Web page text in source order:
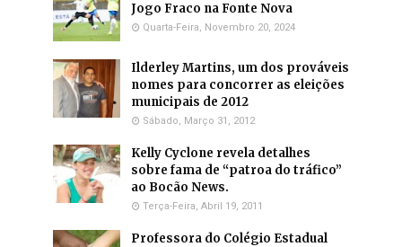
Jogo Fraco na Fonte Nova
Quarta-Feira, Novembro 20, 2024
Ilderley Martins, um dos prováveis
nomes para concorrer as eleições
municipais de 2012
Sábado, Março 31, 2012
Kelly Cyclone revela detalhes
sobre fama de “patroa do tráfico”
ao Bocão News.
Terça-Feira, Abril 19, 2011
Professora do Colégio Estadual